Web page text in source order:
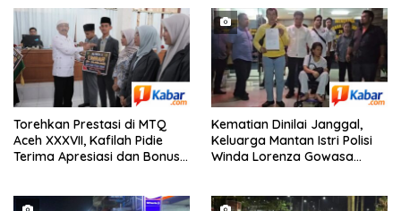
Torehkan Prestasi di MTQ
Aceh XXXVII, Kafilah Pidie
Terima Apresiasi dan Bonus
Kematian Dinilai Janggal,
Keluarga Mantan Istri Polisi
Winda Lorenza Gowasa